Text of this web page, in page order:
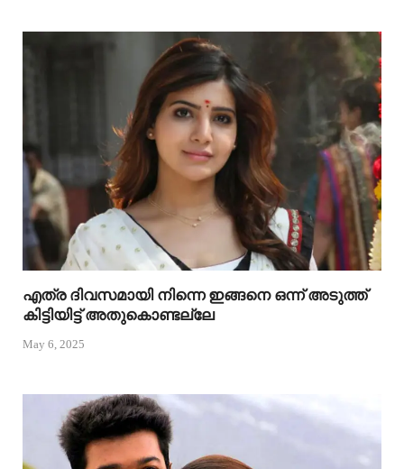
എത്ര ദിവസമായി നിന്നെ ഇങ്ങനെ ഒന്ന് അടുത്ത്
കിട്ടിയിട്ട് അതുകൊണ്ടല്ലേ
May 6, 2025